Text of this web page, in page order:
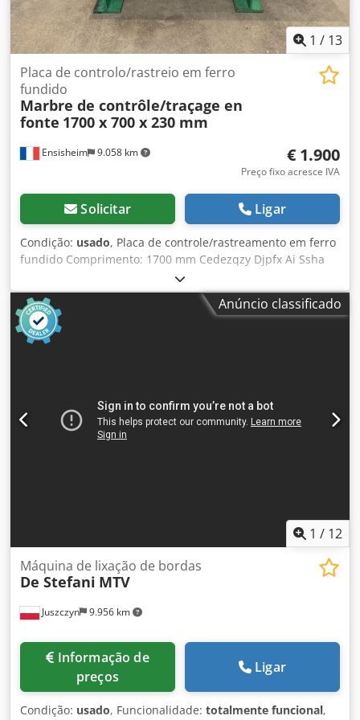
1 / 13
Ensisheim 9.058 km
Placa de controlo/rastreio em ferro
fundido
Marbre de contrôle/traçage en
fonte 1700 x 700 x 230 mm
€ 1.900
Preço fixo acresce IVA
Solicitar Ligar
Condição: usado, Placa de controle/rastreamento em ferro
fundido Comprimento: 1700 mm Cedezqzy Djpfx Ai Ssha
Largura: 700 mm Espessura: 230 mm Altura com pés: 940
mm Peso: 0,8 t
Anúncio classificado
1 / 12
Juszczyn 9.956 km
Máquina de lixação de bordas
De Stefani MTV
preços
Ligar
Condição: usado, Funcionalidade: totalmente funcional,